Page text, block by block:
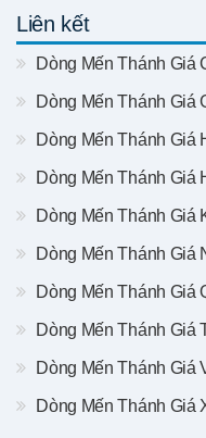
Liên kết
Dòng Mến Thánh Giá
Dòng Mến Thánh Giá
Dòng Mến Thánh Giá
Dòng Mến Thánh Giá
Dòng Mến Thánh Giá
Dòng Mến Thánh Giá
Dòng Mến Thánh Giá
Dòng Mến Thánh Giá
Dòng Mến Thánh Giá
Dòng Mến Thánh Giá